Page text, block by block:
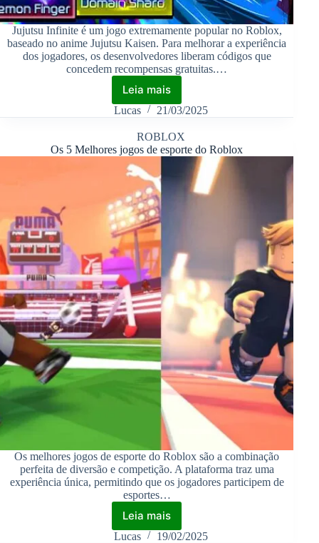
Jujutsu Infinite é um jogo extremamente popular no Roblox,
baseado no anime Jujutsu Kaisen. Para melhorar a experiência
dos jogadores, os desenvolvedores liberam códigos que
concedem recompensas gratuitas.…
Leia mais
Lucas 21/03/2025
ROBLOX
Os 5 Melhores jogos de esporte do Roblox
Os melhores jogos de esporte do Roblox são a combinação
perfeita de diversão e competição. A plataforma traz uma
experiência única, permitindo que os jogadores participem de
esportes…
Leia mais
Lucas 19/02/2025